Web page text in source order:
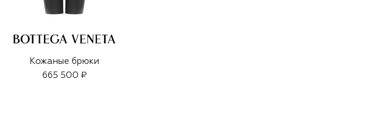
Кожаные брюки
665 500 ₽